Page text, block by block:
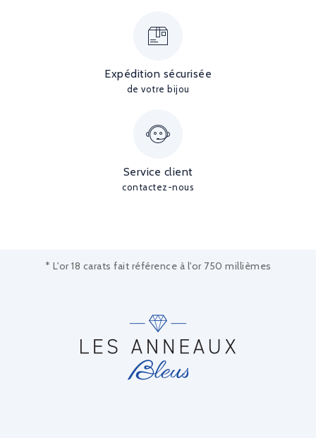
Expédition sécurisée
de votre bijou
Service client
contactez-nous
* L'or 18 carats fait référence à l'or 750 millièmes